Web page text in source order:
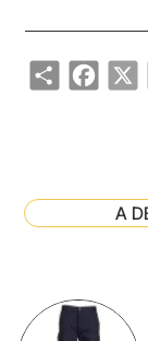
Share X
A